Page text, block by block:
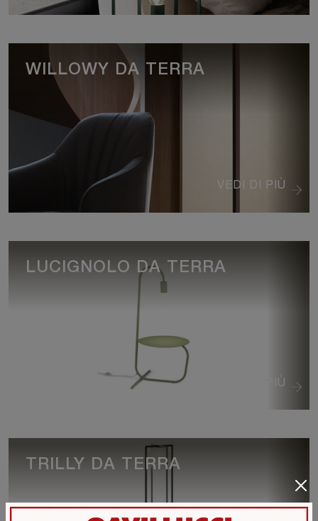
VEDI DI PIÙ
WILLOWY DA TERRA
VEDI DI PIÙ
LUCIGNOLO DA TERRA
TRILLY DA TERRA